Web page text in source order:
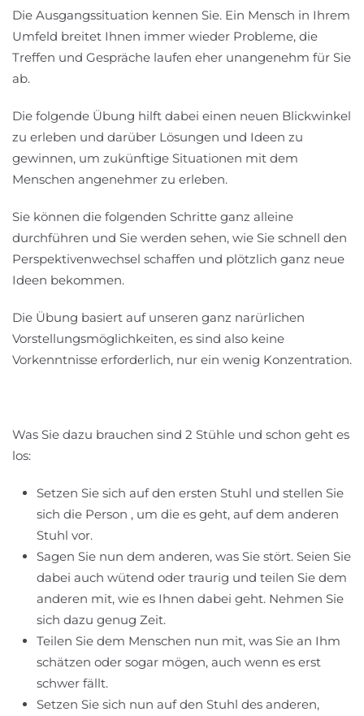
Die Ausgangssituation kennen Sie. Ein Mensch in Ihrem
Umfeld breitet Ihnen immer wieder Probleme, die
Treffen und Gespräche laufen eher unangenehm für Sie
ab.
Die folgende Übung hilft dabei einen neuen Blickwinkel
zu erleben und darüber Lösungen und Ideen zu
gewinnen, um zukünftige Situationen mit dem
Menschen angenehmer zu erleben.
Sie können die folgenden Schritte ganz alleine
durchführen und Sie werden sehen, wie Sie schnell den
Perspektivenwechsel schaffen und plötzlich ganz neue
Ideen bekommen.
Die Übung basiert auf unseren ganz narürlichen
Vorstellungsmöglichkeiten, es sind also keine
Vorkenntnisse erforderlich, nur ein wenig Konzentration.
Was Sie dazu brauchen sind 2 Stühle und schon geht es
los:
Setzen Sie sich auf den ersten Stuhl und stellen Sie
sich die Person , um die es geht, auf dem anderen
Stuhl vor.
Sagen Sie nun dem anderen, was Sie stört. Seien Sie
dabei auch wütend oder traurig und teilen Sie dem
anderen mit, wie es Ihnen dabei geht. Nehmen Sie
sich dazu genug Zeit.
Teilen Sie dem Menschen nun mit, was Sie an Ihm
schätzen oder sogar mögen, auch wenn es erst
schwer fällt.
Setzen Sie sich nun auf den Stuhl des anderen,